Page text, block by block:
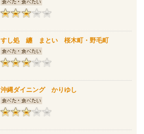
すし処 纏 まとい 桜木町・野毛町
沖縄ダイニング かりゆし